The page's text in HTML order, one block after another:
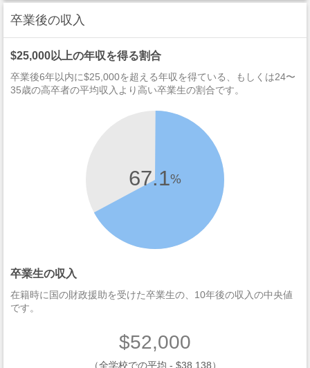
卒業後の収入
$25,000以上の年収を得る割合
卒業後6年以内に$25,000を超える年収を得ている、もしくは24〜
35歳の高卒者の平均収入より高い卒業生の割合です。
67.1%
卒業生の収入
在籍時に国の財政援助を受けた卒業生の、10年後の収入の中央値
です。
$52,000
（全学校での平均 - $38,138）